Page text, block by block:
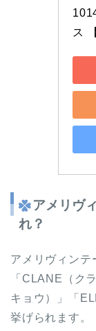
ス
アメリヴ
れ？
アメリヴィンテ
「CLANE（ク
キョウ）」「
挙げられます。